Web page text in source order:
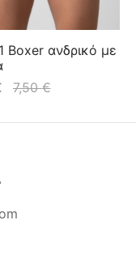
Boxer ανδρικό με
7,50€